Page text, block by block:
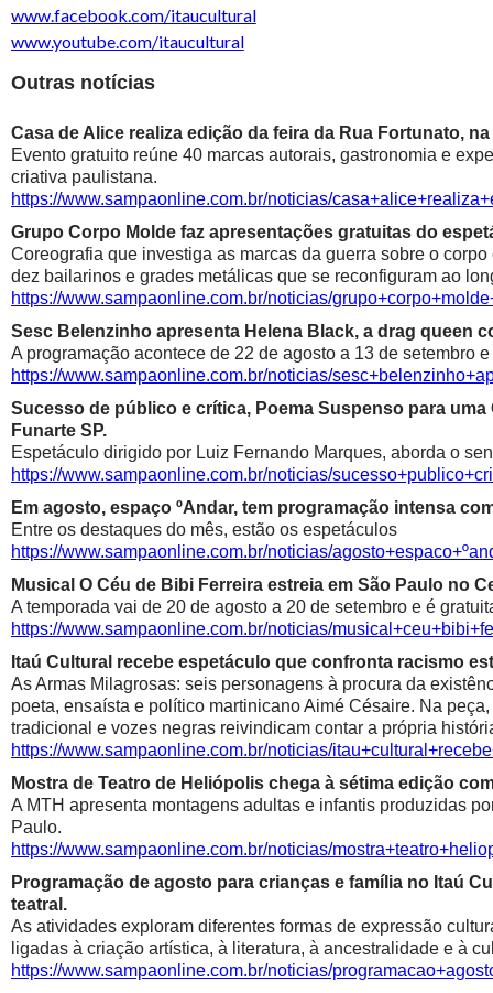
www.facebook.com/itaucultural
www.youtube.com/itaucultural
Outras notícias
Casa de Alice realiza edição da feira da Rua Fortunato,
Evento gratuito reúne 40 marcas autorais, gastronomia e
criativa paulistana.
https://www.sampaonline.com.br/noticias/
Grupo Corpo Molde faz apresentações gratuitas do
Coreografia que investiga as marcas da guerra sobre o
dez bailarinos e grades metálicas que se reconfiguram ao
https://www.sampaonline.com.br/noticias/
Sesc Belenzinho apresenta Helena Black, a drag queen
A programação acontece de 22 de agosto a 13 de setembro
https://www.sampaonline.com.br/noticias/
Sucesso de público e crítica, Poema Suspenso para
Funarte SP.
Espetáculo dirigido por Luiz Fernando Marques, aborda o
https://www.sampaonline.com.br/noticias/
Em agosto, espaço ºAndar, tem programação intensa
Entre os destaques do mês, estão os espetáculos
https://www.sampaonline.com.br/noticias/
Musical O Céu de Bibi Ferreira estreia em São Paulo no
A temporada vai de 20 de agosto a 20 de setembro e é
https://www.sampaonline.com.br/noticias/
Itaú Cultural recebe espetáculo que confronta racismo
As Armas Milagrosas: seis personagens à procura da
poeta, ensaísta e político martinicano Aimé Césaire. Na
tradicional e vozes negras reivindicam contar a própria
https://www.sampaonline.com.br/noticias/
Mostra de Teatro de Heliópolis chega à sétima edição
A MTH apresenta montagens adultas e infantis produzidas
Paulo.
https://www.sampaonline.com.br/noticias/
Programação de agosto para crianças e família no Itaú
teatral.
As atividades exploram diferentes formas de expressão
ligadas à criação artística, à literatura, à ancestralidade e à
https://www.sampaonline.com.br/noticias/